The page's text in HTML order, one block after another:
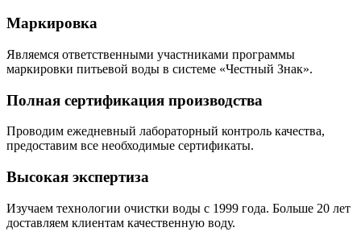
Маркировка
Являемся ответственными участниками программы
маркировки питьевой воды в системе «Честный Знак».
Полная сертификация производства
Проводим ежедневный лабораторный контроль качества,
предоставим все необходимые сертификаты.
Высокая экспертиза
Изучаем технологии очистки воды с 1999 года. Больше 20 лет
доставляем клиентам качественную воду.